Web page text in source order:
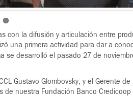
con la difusión y articulación entre
una primera actividad para dar a
se desarrolló el pasado 27 de
Gustavo Glombovsky, y el Gerente de
de nuestra Fundación Banco Credicoop